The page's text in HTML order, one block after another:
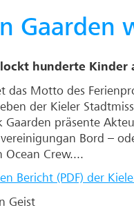
Gaarden
hunderte
das Motto des
der Kieler
präsente
Bord –
Ocean Crew....
Bericht (PDF) der
Geist